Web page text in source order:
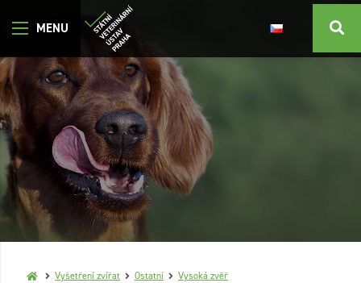
Vyšetření zvířat Ostatní Vysoká zvěř